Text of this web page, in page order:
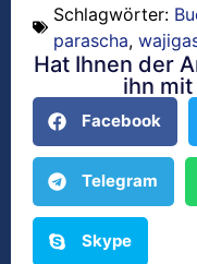
Schlagwörter:
parascha,
Hat Ihnen der
ihn
Facebook
Telegram
Skype